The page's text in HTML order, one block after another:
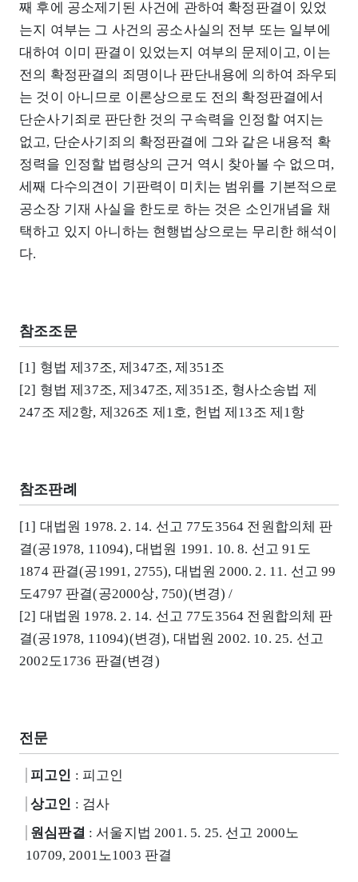
째 후에 공소제기된 사건에 관하여 확정판결이 있었
는지 여부는 그 사건의 공소사실의 전부 또는 일부에
대하여 이미 판결이 있었는지 여부의 문제이고, 이는
전의 확정판결의 죄명이나 판단내용에 의하여 좌우되
는 것이 아니므로 이론상으로도 전의 확정판결에서
단순사기죄로 판단한 것의 구속력을 인정할 여지는
없고, 단순사기죄의 확정판결에 그와 같은 내용적 확
정력을 인정할 법령상의 근거 역시 찾아볼 수 없으며,
세째 다수의견이 기판력이 미치는 범위를 기본적으로
공소장 기재 사실을 한도로 하는 것은 소인개념을 채
택하고 있지 아니하는 현행법상으로는 무리한 해석이
다.
참조조문
[1] 형법 제37조, 제347조, 제351조
[2] 형법 제37조, 제347조, 제351조, 형사소송법 제
247조 제2항, 제326조 제1호, 헌법 제13조 제1항
참조판례
[1] 대법원 1978. 2. 14. 선고 77도3564 전원합의체 판
결(공1978, 11094), 대법원 1991. 10. 8. 선고 91도
1874 판결(공1991, 2755), 대법원 2000. 2. 11. 선고 99
도4797 판결(공2000상, 750)(변경) /
[2] 대법원 1978. 2. 14. 선고 77도3564 전원합의체 판
결(공1978, 11094)(변경), 대법원 2002. 10. 25. 선고
2002도1736 판결(변경)
전문
피고인 : 피고인
상고인 : 검사
원심판결 : 서울지법 2001. 5. 25. 선고 2000노
10709, 2001노1003 판결